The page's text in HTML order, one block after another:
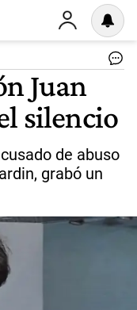
Juan
silencio
de abuso
grabó un